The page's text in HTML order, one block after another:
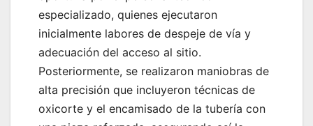
especializado, quienes ejecutaron
inicialmente labores de despeje de vía y
adecuación del acceso al sitio.
Posteriormente, se realizaron maniobras de
alta precisión que incluyeron técnicas de
oxicorte y el encamisado de la tubería con